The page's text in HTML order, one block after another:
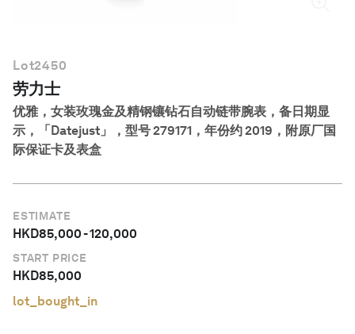
Lot2450
劳力士
优雅，女装玫瑰金及精钢镶钻石自动链带腕表，备日期显
示，「Datejust」，型号 279171，年份约 2019，附原厂国
际保证卡及表盒
ESTIMATE
HKD85,000-120,000
START PRICE
HKD85,000
lot_bought_in